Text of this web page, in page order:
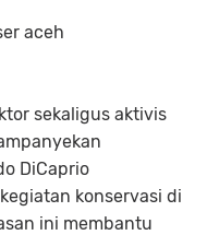
sekaligus aktivis
DiCaprio
konservasi di
ini membantu